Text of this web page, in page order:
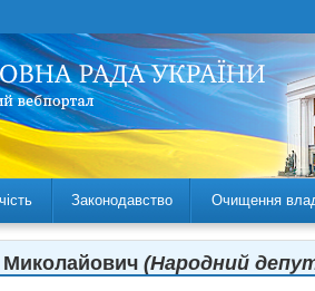
Законодавство Очищення
Миколайович (Народний